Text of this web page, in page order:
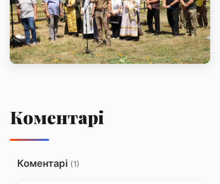
Заупокійна панахида за полеглим воїном
Ярославом В'юновим
Коментарі
Коментарі (1)